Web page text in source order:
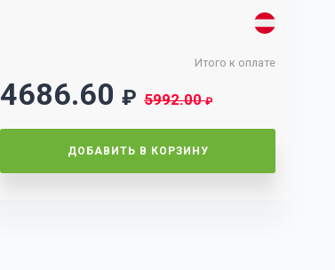
Итого к оплате
4686.60 ₽ 5992.00₽
ДОБАВИТЬ В КОРЗИНУ